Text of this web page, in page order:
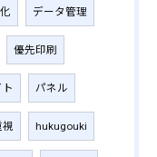
データ管理
優先印刷
パネル
視 hukugouki